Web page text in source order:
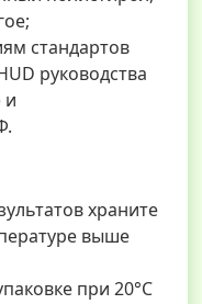
стандартов
руководства
и
храните
выше
при 20°C